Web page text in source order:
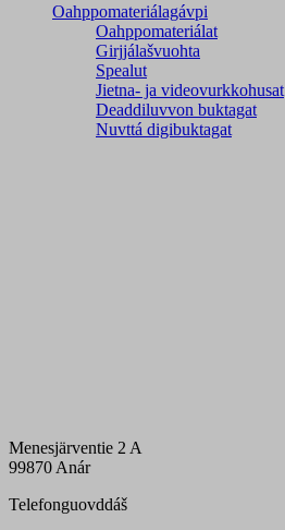
Oahppomateriálagávpi
Oahppomateriálat
Girjjálašvuohta
Spealut
Jietna- ja videovurkkohusat
Deaddiluvvon buktagat
Nuvttá digibuktagat
Menesjärventie 2 A
99870 Anár
Telefonguovddáš